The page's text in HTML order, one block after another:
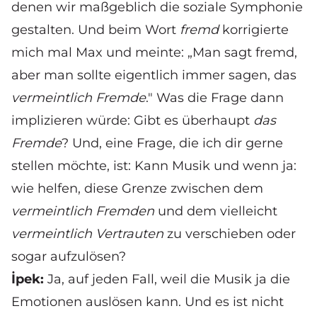
denen wir maßgeblich die soziale Symphonie
gestalten. Und beim Wort fremdkorrigierte
mich mal Max und meinte: „Man sagt fremd,
aber man sollte eigentlich immer sagen, das
vermeintlich Fremde." Was die Frage dann
implizieren würde: Gibt es überhaupt das
Fremde? Und, eine Frage, die ich dir gerne
stellen möchte, ist: Kann Musik und wenn ja:
wie helfen, diese Grenze zwischen dem
vermeintlich Fremden und dem vielleicht
vermeintlich Vertrauten zu verschieben oder
sogar aufzulösen?
İpek: Ja, auf jeden Fall, weil die Musik ja die
Emotionen auslösen kann. Und es ist nicht